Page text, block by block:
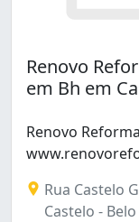
Renovo
em Bh em
Renovo
Rua Castelo
Castelo -